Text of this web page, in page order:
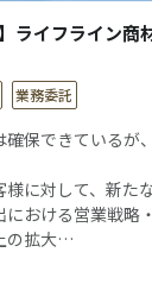
】ライフライン
業務委託
確保できているが
様に対して、新た
における営業戦略
の拡大…